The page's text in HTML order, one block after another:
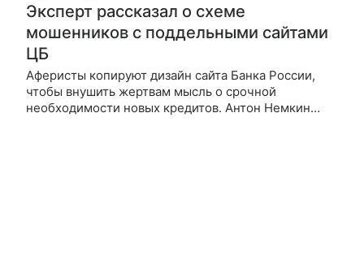
Эксперт рассказал о схеме
мошенников с поддельными сайтами
ЦБ
Аферисты копируют дизайн сайта Банка России,
чтобы внушить жертвам мысль о срочной
необходимости новых кредитов. Антон Немкин